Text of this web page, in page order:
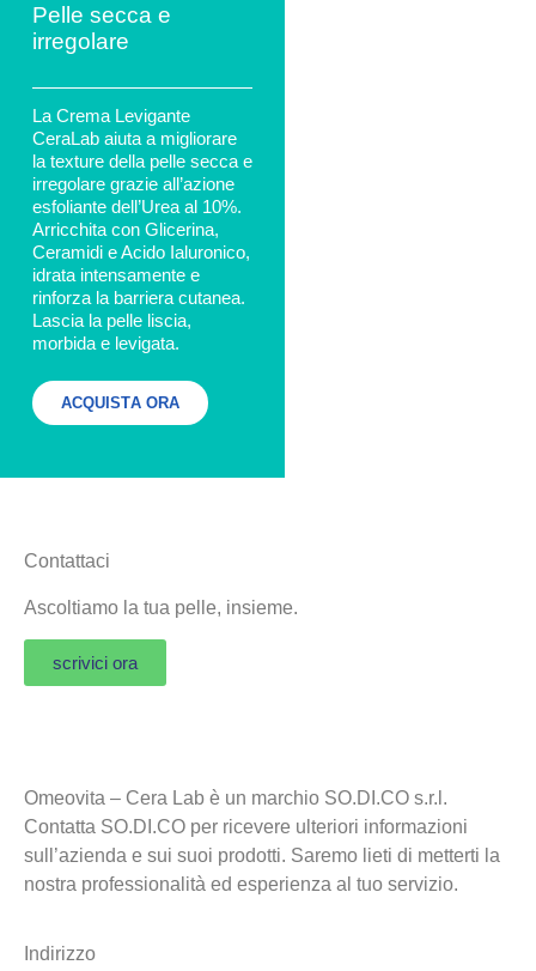
Pelle secca e
irregolare
La Crema Levigante
CeraLab aiuta a migliorare
la texture della pelle secca e
irregolare grazie all’azione
esfoliante dell’Urea al 10%.
Arricchita con Glicerina,
Ceramidi e Acido Ialuronico,
idrata intensamente e
rinforza la barriera cutanea.
Lascia la pelle liscia,
morbida e levigata.
ACQUISTA ORA
Contattaci
Ascoltiamo la tua pelle, insieme.
scrivici ora
Omeovita – Cera Lab è un marchio SO.DI.CO s.r.l.
Contatta SO.DI.CO per ricevere ulteriori informazioni
sull’azienda e sui suoi prodotti. Saremo lieti di metterti la
nostra professionalità ed esperienza al tuo servizio.
Indirizzo